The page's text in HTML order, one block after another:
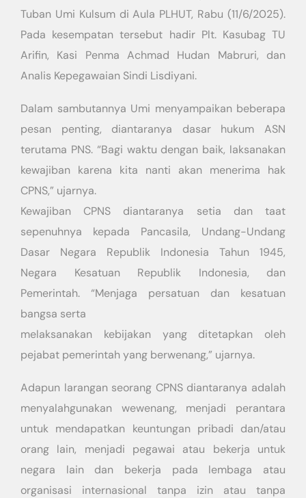
Tuban Umi Kulsum di Aula PLHUT, Rabu (11/6/2025).
Pada kesempatan tersebut hadir Plt. Kasubag TU
Arifin, Kasi Penma Achmad Hudan Mabruri, dan
Analis Kepegawaian Sindi Lisdiyani.
Dalam sambutannya Umi menyampaikan beberapa
pesan penting, diantaranya dasar hukum ASN
terutama PNS. “Bagi waktu dengan baik, laksanakan
kewajiban karena kita nanti akan menerima hak
CPNS,” ujarnya.
Kewajiban CPNS diantaranya setia dan taat
sepenuhnya kepada Pancasila, Undang-Undang
Dasar Negara Republik Indonesia Tahun 1945,
Negara Kesatuan Republik Indonesia, dan
Pemerintah. “Menjaga persatuan dan kesatuan
bangsa serta
melaksanakan kebijakan yang ditetapkan oleh
pejabat pemerintah yang berwenang,” ujarnya.
Adapun larangan seorang CPNS diantaranya adalah
menyalahgunakan wewenang, menjadi perantara
untuk mendapatkan keuntungan pribadi dan/atau
orang lain, menjadi pegawai atau bekerja untuk
negara lain dan bekerja pada lembaga atau
organisasi internasional tanpa izin atau tanpa